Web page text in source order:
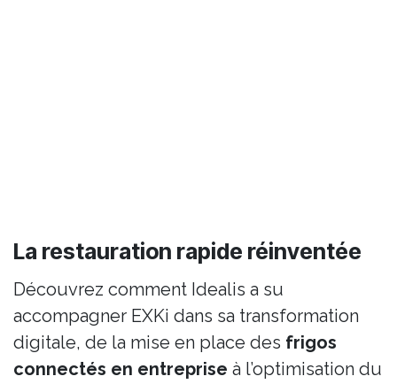
La restauration rapide réinventée
Découvrez comment Idealis a su
accompagner EXKi dans sa transformation
digitale, de la mise en place des frigos
connectés en entreprise à l’optimisation du